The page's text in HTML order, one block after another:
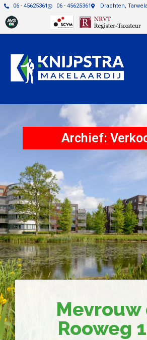
06 - 45625361 06 - 45625361 Drachten,
Archief:
Mevrouw
Rooweg